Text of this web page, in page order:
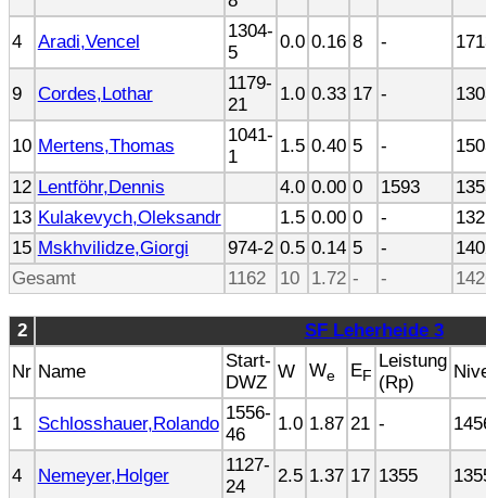
4 Aradi,Vencel
1304-
5
0.0 0.16 8 -
9 Cordes,Lothar
1179-
21
1.0 0.33 17 -
10 Mertens,Thomas
1041-
1
1.5 0.40 5 -
12 Lentföhr,Dennis 4.0 0.00 0 1593
13 Kulakevych,Oleksandr 1.5 0.00 0 -
15 Mskhvilidze,Giorgi 974-2 0.5 0.14 5 -
Gesamt
1162 10 1.72 - -
2
SF Leherheide 3
Nr Name
Start-
DWZ
W We EF
Leistung
(Rp)
1 Schlosshauer,Rolando
1556-
46
1.0 1.87 21 -
4 Nemeyer,Holger
1127-
24
2.5 1.37 17 1355